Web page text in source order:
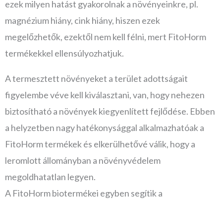
ezek milyen hatást gyakorolnak a növényeinkre, pl.
magnézium hiány, cink hiány, hiszen ezek
megelőzhetők, ezektől nem kell félni, mert FitoHorm
termékekkel ellensúlyozhatjuk.
A termesztett növényeket a terület adottságait
figyelembe véve kell kiválasztani, van, hogy nehezen
biztosítható a növények kiegyenlített fejlődése. Ebben
a helyzetben nagy hatékonysággal alkalmazhatóak a
FitoHorm termékek és elkerülhetővé válik, hogy a
leromlott állományban a növényvédelem
megoldhatatlan legyen.
A FitoHorm biotermékei egyben segítik a